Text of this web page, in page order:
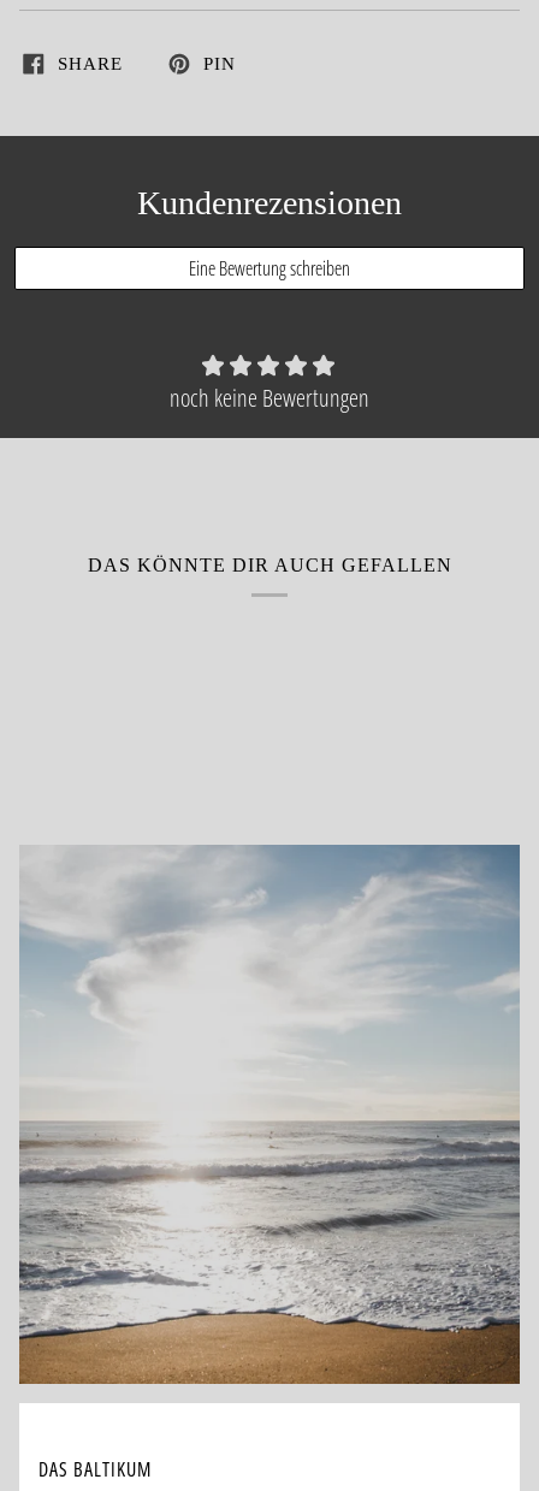
SHARE PIN
Kundenrezensionen
Eine Bewertung schreiben
noch keine Bewertungen
DAS KÖNNTE DIR AUCH GEFALLEN
DAS BALTIKUM